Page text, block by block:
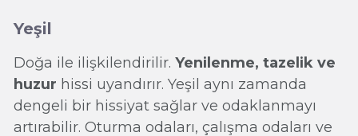
Yeşil
Doğa ile ilişkilendirilir. Yenilenme, tazelik ve
huzur hissi uyandırır. Yeşil aynı zamanda
dengeli bir hissiyat sağlar ve odaklanmayı
artırabilir. Oturma odaları, çalışma odaları ve